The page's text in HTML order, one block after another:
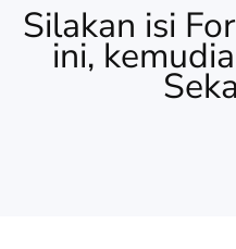
Silakan isi
ini,